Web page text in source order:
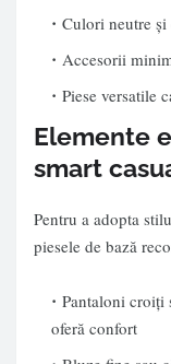
Culori neutre
Accesorii
Piese versatile
Elemente
smart
Pentru a adopta
piesele de bază
Pantaloni croiți
oferă confort